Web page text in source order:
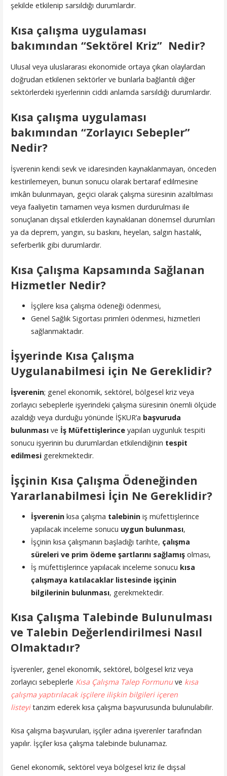
şekilde etkilenip sarsıldığı durumlardır.
Kısa çalışma uygulaması
bakımından “Sektörel Kriz” Nedir?
Ulusal veya uluslararası ekonomide ortaya çıkan olaylardan
doğrudan etkilenen sektörler ve bunlarla bağlantılı diğer
sektörlerdeki işyerlerinin ciddi anlamda sarsıldığı durumlardır.
Kısa çalışma uygulaması
bakımından “Zorlayıcı Sebepler”
Nedir?
İşverenin kendi sevk ve idaresinden kaynaklanmayan, önceden
kestirilemeyen, bunun sonucu olarak bertaraf edilmesine
imkân bulunmayan, geçici olarak çalışma süresinin azaltılması
veya faaliyetin tamamen veya kısmen durdurulması ile
sonuçlanan dışsal etkilerden kaynaklanan dönemsel durumları
ya da deprem, yangın, su baskını, heyelan, salgın hastalık,
seferberlik gibi durumlardır.
Kısa Çalışma Kapsamında Sağlanan
Hizmetler Nedir?
İşçilere kısa çalışma ödeneği ödenmesi,
Genel Sağlık Sigortası primleri ödenmesi, hizmetleri
sağlanmaktadır.
İşyerinde Kısa Çalışma
Uygulanabilmesi için Ne Gereklidir?
İşverenin; genel ekonomik, sektörel, bölgesel kriz veya
zorlayıcı sebeplerle işyerindeki çalışma süresinin önemli ölçüde
azaldığı veya durduğu yönünde İŞKUR’a başvuruda
bulunmasıve İş Müfettişlerinceyapılan uygunluk tespiti
sonucu işyerinin bu durumlardan etkilendiğinin tespit
edilmesi gerekmektedir.
İşçinin Kısa Çalışma Ödeneğinden
Yararlanabilmesi İçin Ne Gereklidir?
İşverenin kısa çalışma talebinin iş müfettişlerince
yapılacak inceleme sonucu uygun bulunması,
İşçinin kısa çalışmanın başladığı tarihte, çalışma
süreleri ve prim ödeme şartlarını sağlamış olması,
İş müfettişlerince yapılacak inceleme sonucu kısa
çalışmaya katılacaklar listesinde işçinin
bilgilerinin bulunması, gerekmektedir.
Kısa Çalışma Talebinde Bulunulması
ve Talebin Değerlendirilmesi Nasıl
Olmaktadır?
İşverenler, genel ekonomik, sektörel, bölgesel kriz veya
zorlayıcı sebeplerle Kısa Çalışma Talep Formunuve kısa
çalışma yaptırılacak işçilere ilişkin bilgileri içeren
listeyitanzim ederek kısa çalışma başvurusunda bulunulabilir.
Kısa çalışma başvuruları, işçiler adına işverenler tarafından
yapılır. İşçiler kısa çalışma talebinde bulunamaz.
Genel ekonomik, sektörel veya bölgesel kriz ile dışsal